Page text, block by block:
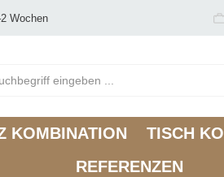
Wochen
KOMBINATION TISCH
REFERENZEN